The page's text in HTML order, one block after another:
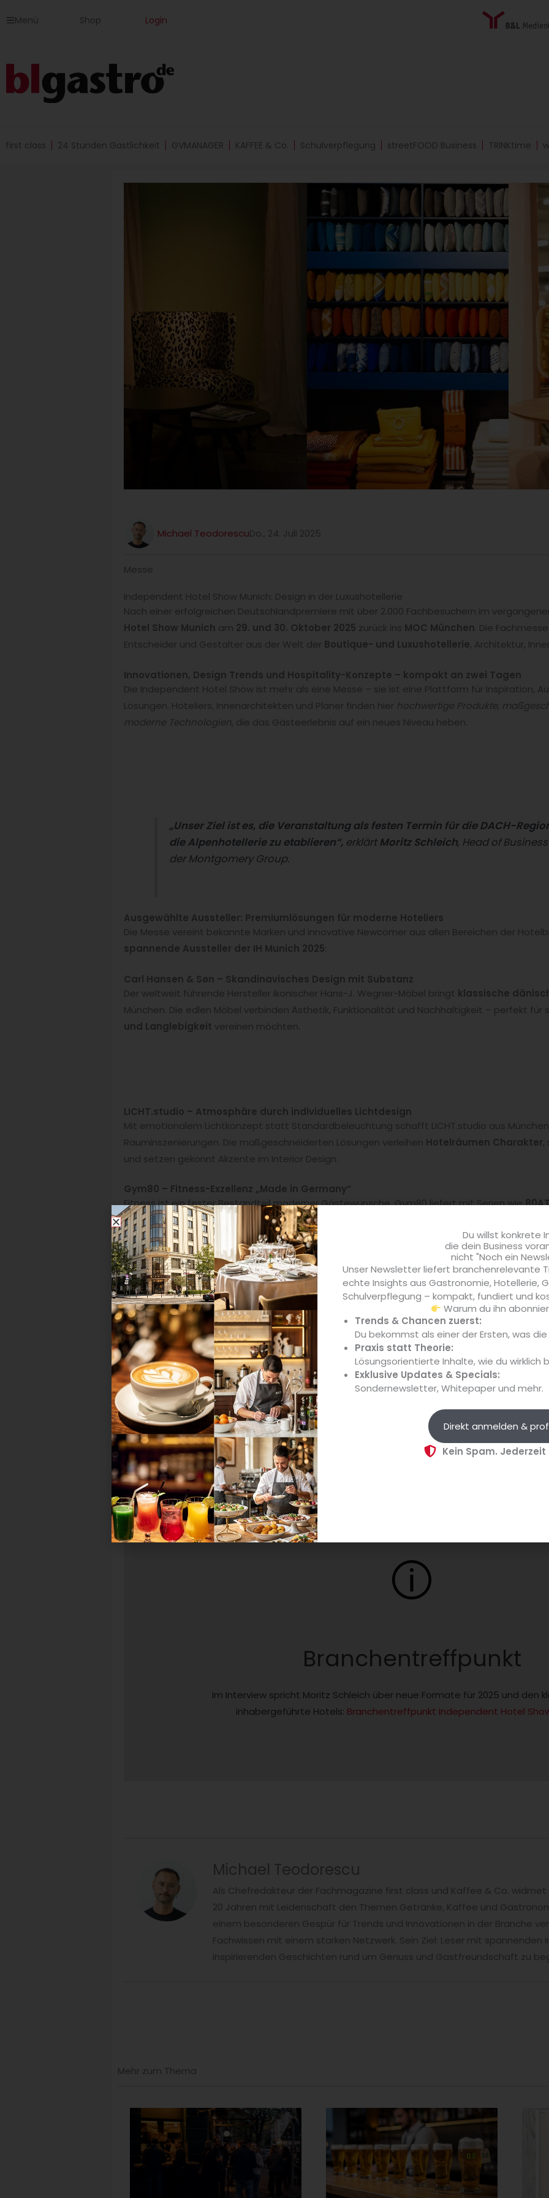
InhaltMenü Shop Login
first class 24 Stunden Gastlichkeit GVMANAGER KAFFEE & Co. Schulverpflegung streetFOOD Business TRINKtime
Michael TeodorescuDo., 24. Juli 2025
Messe
Independent Hotel Show Munich: Design in der Luxushotellerie
Nach einer erfolgreichen Deutschlandpremiere mit über 2.000 Fachbesuchern im
Hotel Show Munich am 29. und 30. Oktober 2025 zurück ins MOC München . Die
Entscheider und Gestalter aus der Welt der Boutique- und Luxushotellerie, Architektur,
Innovationen, Design Trends und Hospitality-Konzepte – kompakt an zwei Tagen
Die Independent Hotel Show ist mehr als eine Messe – sie ist eine Plattform für Inspiration,
Lösungen. Hoteliers, Innenarchitekten und Planer finden hier hochwertige Produkte,
moderne Technologien, die das Gästeerlebnis auf ein neues Niveau heben.
„Unser Ziel ist es, die Veranstaltung als festen Termin für die DACH-
die Alpenhotellerie zu etablieren“, erklärtMoritz Schleich, Head of
der Montgomery Group.
Ausgewählte Aussteller: Premiumlösungen für moderne Hoteliers
Die Messe vereint bekannte Marken und innovative Newcomer aus allen Bereichen der
spannende Aussteller der IH Munich 2025
Carl Hansen & Søn – Skandinavisches Design mit Substanz
Der weltweit führende Hersteller ikonischer Hans-J. Wegner-Möbel bringt klassische
München. Die edlen Möbel verbinden Ästhetik, Funktionalität und Nachhaltigkeit – perfekt für
und Langlebigkeit vereinen möchten.
LICHT.studio – Atmosphäre durch individuelles Lichtdesign
Mit emotionalem Lichtkonzept statt Standardbeleuchtung schafft LICHT.studio aus
Rauminszenierungen. Die maßgeschneiderten Lösungen verleihen Hotelräumen Charakter,
und setzen gekonnt Akzente im Interior Design.
Gym80 – Fitness-Exzellenz „Made in Germany“
Fitness ist ein fester Bestandteil moderner Gästewünsche. Gym80 liefert mit Serien wie
Trainingsgeräte, die perfekt in Hotelstudios passen. Eine starke Kombination aus
Funktionalitätfür gesundheitsbewusste Reisende.
KEUK Group & triAV – Digitale Hotelerlebnisse
Mit clevererMedientechnik für Hotelssorgt die KEUK Group für moderne TV-, WLAN- und
Tochtermarke triAV bietet individualisierte Digital Signage- und Entertainment-Systeme,
gleichzeitig die Hotelmarke emotional stärken.
Smartbloqs – Skalierbare IT für jedes Hotelkonzept
Ob Boutique-Hotel oder große Hotelgruppe – Smartbloqs liefertmodulare IT-
zukunftsfähig sind. Ihre Lösungen garantieren
nahtlose Integration, erhöhte Effizienz und
anspruchsvolle Gäste.
Fazit: Pflichttermin für die Hotelbranche in DACH und den Alpenraum
DieIndependent Hotel Show Munich 2025 trendsichere Lösungen
knüpfen und sich für kommende Herausforderungen in der
Luxus- und Boutique-Hotellerie
neue Maßstäbe setzen möchte, sollte diesen Termin nicht verpassen.
Tipp:Frühzeitig anmelden und Teil des exklusiven Netzwerks der Hotelinnovatoren werden!
www.independenthotels.de.
Branchentreffpunkt
Im Interview spricht Moritz Schleich über neue Formate für 2025 und den
inhabergeführte Hotels: Branchentreffpunkt Independent Hotel
Michael Teodorescu
Als Chefredakteur der Fachmagazine first class und Kaffee & Co.
20 Jahren mit Leidenschaft den Themen Getränke, Kaffee und
einem besonderen Gespür für Trends und Innovationen in der Branche
Fachwissen mit einem starken Netzwerk. Sein Ziel: Leser mit spannenden
inspirierenden Geschichten rund um Genuss und Gastfreundschaft zu
Mehr zum Thema
Du willst konkrete
die dein Business
nicht "Noch ein
Unser Newsletter liefert branchenrelevante
echte Insights aus Gastronomie, Hotellerie,
Schulverpflegung – kompakt, fundiert und
Warum du ihn
Trends & Chancen zuerst:
Du bekommst als einer der Ersten, was
Praxis statt Theorie:
Lösungsorientierte Inhalte, wie du wirklich
Exklusive Updates & Specials:
Sondernewsletter, Whitepaper und mehr.
Direkt anmelden &
Kein Spam.